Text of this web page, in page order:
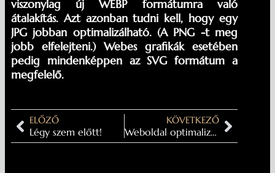
viszonylag újWEBPformátumra való
átalakítás. Azt azonban tudni kell, hogy egy
JPGjobban optimalizálható. (A PNG-t meg
jobb elfelejteni.) Webes grafikák esetében
pedig mindenképpen az SVGformátum a
megfelelő.
ELŐZŐ
Légy szem előtt!
KÖVETKEZŐ
Weboldal optimalizálás